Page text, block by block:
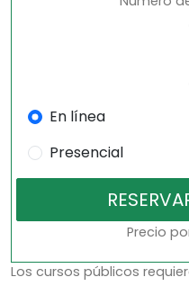
En línea
Presencial
Precio
Los cursos públicos